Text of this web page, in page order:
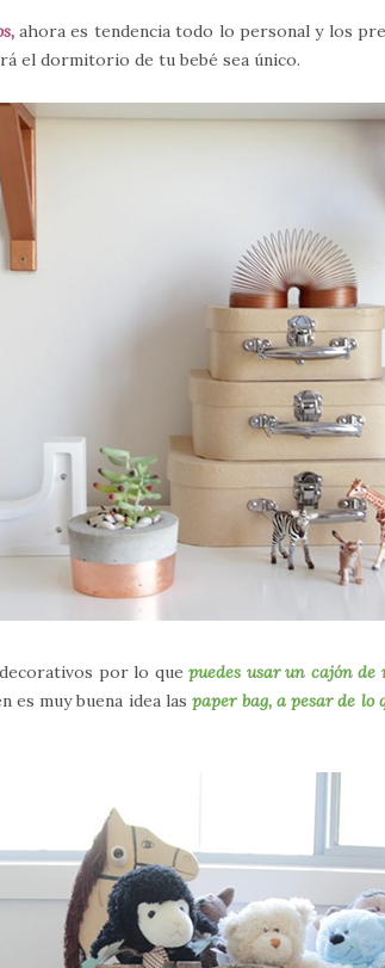
ahora es tendencia todo lo personal y los
el dormitorio de tu bebé sea único.
por lo quepuedes usar un cajón de
es muy buena idea laspaper bag, a pesar de lo